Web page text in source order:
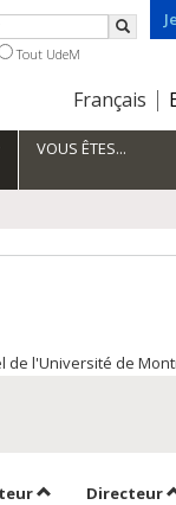
Choix
la
langue
Français
Tout UdeM
VOUS ÊTES...
de l'Université de
Trier par auteur
Directeur